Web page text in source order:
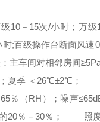
10－15次/小时；万级
时;百级操作台断面风
间对相邻房间
夏季 ＜26℃±2℃；
％（RH）；噪声
20％－30％； 照度